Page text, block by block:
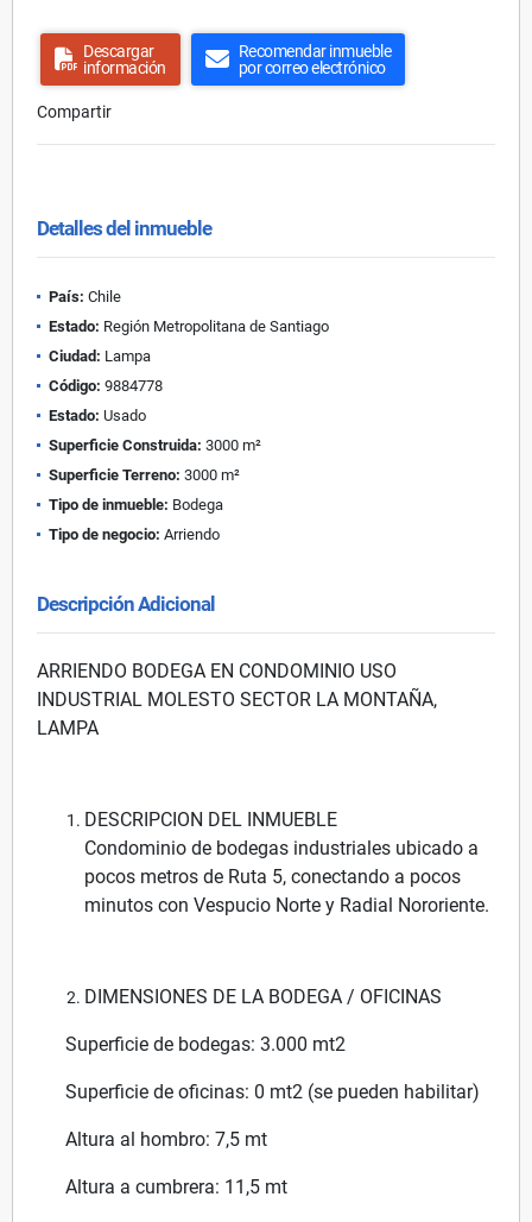
Descargar
información
Recomendar inmueble
por correo electrónico
Compartir
Detalles del inmueble
País: Chile
Estado: Región Metropolitana de Santiago
Ciudad: Lampa
Código: 9884778
Estado: Usado
Superficie Construida: 3000 m²
Superficie Terreno: 3000 m²
Tipo de inmueble: Bodega
Tipo de negocio: Arriendo
Descripción Adicional
ARRIENDO BODEGA EN CONDOMINIO USO
INDUSTRIAL MOLESTO SECTOR LA MONTAÑA,
LAMPA
DESCRIPCION DEL INMUEBLE
Condominio de bodegas industriales ubicado a
pocos metros de Ruta 5, conectando a pocos
minutos con Vespucio Norte y Radial Nororiente.
DIMENSIONES DE LA BODEGA / OFICINAS
Superficie de bodegas: 3.000 mt2
Superficie de oficinas: 0 mt2 (se pueden habilitar)
Altura al hombro: 7,5 mt
Altura a cumbrera: 11,5 mt